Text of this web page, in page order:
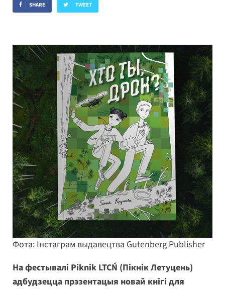
SHARE TWEET
Фота: Інстаграм выдавецтва Gutenberg Publisher
На фестывалі Piknik LTCŃ (Пікнік Летуцень)
адбудзецца прэзентацыя новай кнігі для